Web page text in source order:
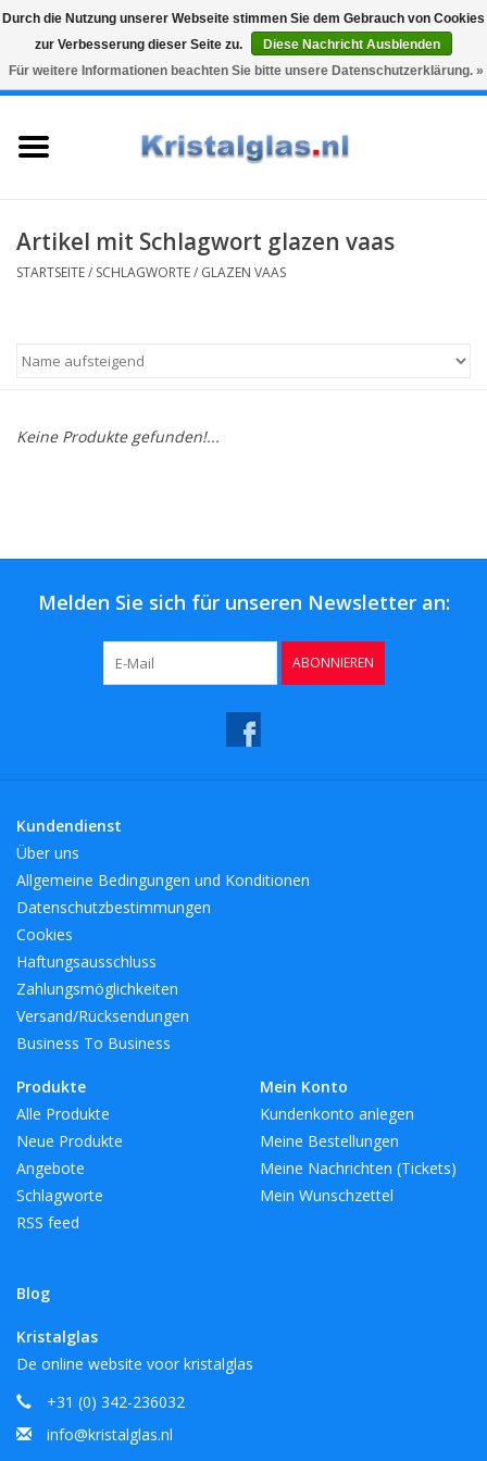
Snelle levering
Graveren
0 Artikel - €0,00
Karaffen
Geschenke
Bar & Wein
Artikel mit Schlagwort glazen vaas
STARTSEITE/ SCHLAGWORTE/ GLAZEN VAAS
Keine Produkte gefunden!...
Melden Sie sich für unseren Newsletter an:
ABONNIEREN
Kundendienst
Über uns
Allgemeine Bedingungen und Konditionen
Datenschutzbestimmungen
Cookies
Haftungsausschluss
Zahlungsmöglichkeiten
Versand/Rücksendungen
Business To Business
Produkte
Alle Produkte
Neue Produkte
Angebote
Schlagworte
RSS feed
Blog
Mein Konto
Kundenkonto anlegen
Meine Bestellungen
Meine Nachrichten (Tickets)
Mein Wunschzettel
Kristalglas
De online website voor kristalglas
+31 (0) 342-236032
info@kristalglas.nl
Durch die Nutzung unserer Webseite stimmen Sie dem Gebrauch von Cookies
zur Verbesserung dieser Seite zu.
Diese Nachricht Ausblenden
Für weitere Informationen beachten Sie bitte unsere Datenschutzerklärung. »